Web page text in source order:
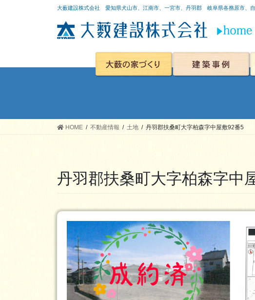
大薮建設株式会社 愛知県犬山市、江南市、一宮市、丹羽郡 岐阜県各務原市、
HOME 不動産情報 土地 丹羽郡扶桑町大字柏森字中屋敷92番5
丹羽郡扶桑町大字柏森字中